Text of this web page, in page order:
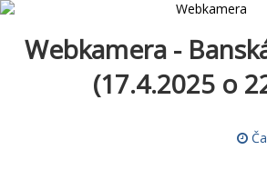
Webkamera -
(17.4.2025 o